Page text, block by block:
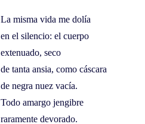
La misma vida me dolía
en el silencio: el cuerpo
extenuado, seco
de tanta ansia, como cáscara
de negra nuez vacía.
Todo amargo jengibre
raramente devorado.